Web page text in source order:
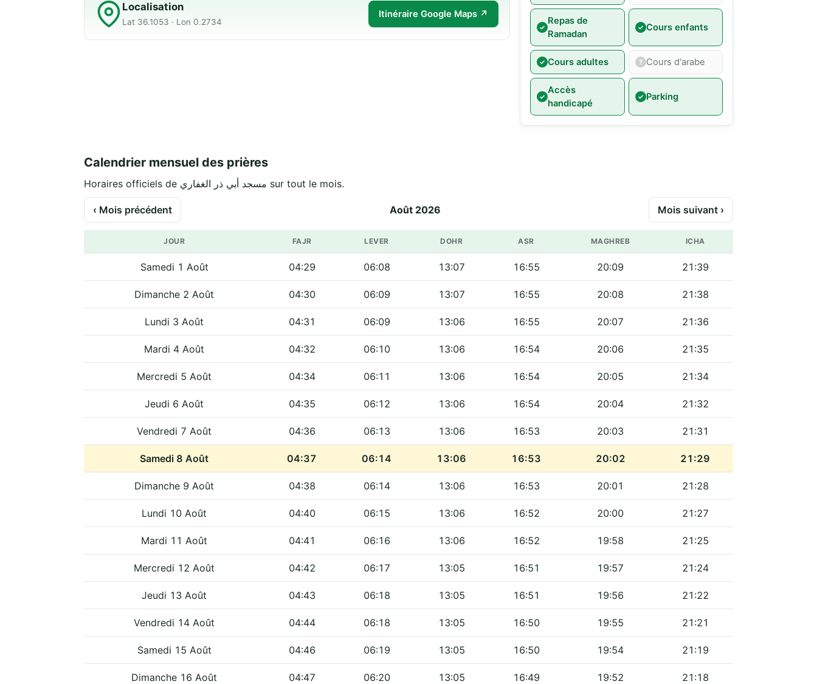
Localisation
Lat 36.1053 · Lon 0.2734
Itinéraire Google Maps ↗
Repas de
Ramadan
Cours enfants
Cours adultes Cours d'arabe
Accès
handicapé
Parking
Calendrier mensuel des prières
Horaires officiels de مسجد أبي ذر الغفاري sur tout le mois.
‹ Mois précédent Août 2026 Mois suivant ›
JOUR FAJR LEVER DOHR ASR MAGHREB ICHA
Samedi 1 Août 04:29 06:08 13:07 16:55 20:09 21:39
Dimanche 2 Août 04:30 06:09 13:07 16:55 20:08 21:38
Lundi 3 Août 04:31 06:09 13:06 16:55 20:07 21:36
Mardi 4 Août 04:32 06:10 13:06 16:54 20:06 21:35
Mercredi 5 Août 04:34 06:11 13:06 16:54 20:05 21:34
Jeudi 6 Août 04:35 06:12 13:06 16:54 20:04 21:32
Vendredi 7 Août 04:36 06:13 13:06 16:53 20:03 21:31
Samedi 8 Août 04:37 06:14 13:06 16:53 20:02 21:29
Dimanche 9 Août 04:38 06:14 13:06 16:53 20:01 21:28
Lundi 10 Août 04:40 06:15 13:06 16:52 20:00 21:27
Mardi 11 Août 04:41 06:16 13:06 16:52 19:58 21:25
Mercredi 12 Août 04:42 06:17 13:05 16:51 19:57 21:24
Jeudi 13 Août 04:43 06:18 13:05 16:51 19:56 21:22
Vendredi 14 Août 04:44 06:18 13:05 16:50 19:55 21:21
Samedi 15 Août 04:46 06:19 13:05 16:50 19:54 21:19
Dimanche 16 Août 04:47 06:20 13:05 16:49 19:52 21:18